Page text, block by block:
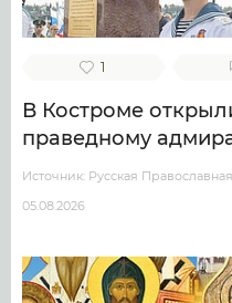
1
В Костроме
праведному
Источник: Русская
05.08.2026